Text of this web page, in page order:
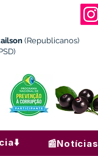
(Republicanos)
📰Notícias